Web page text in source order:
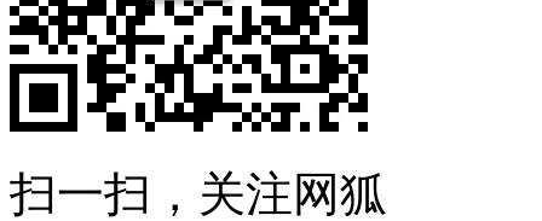
扫一扫，关注网狐